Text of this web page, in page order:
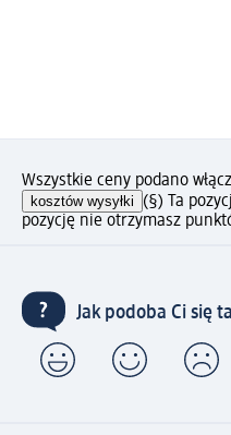
Wszystkie ceny podano
kosztów wysyłki (§) Ta
pozycję nie otrzymasz
Jak podoba Ci się